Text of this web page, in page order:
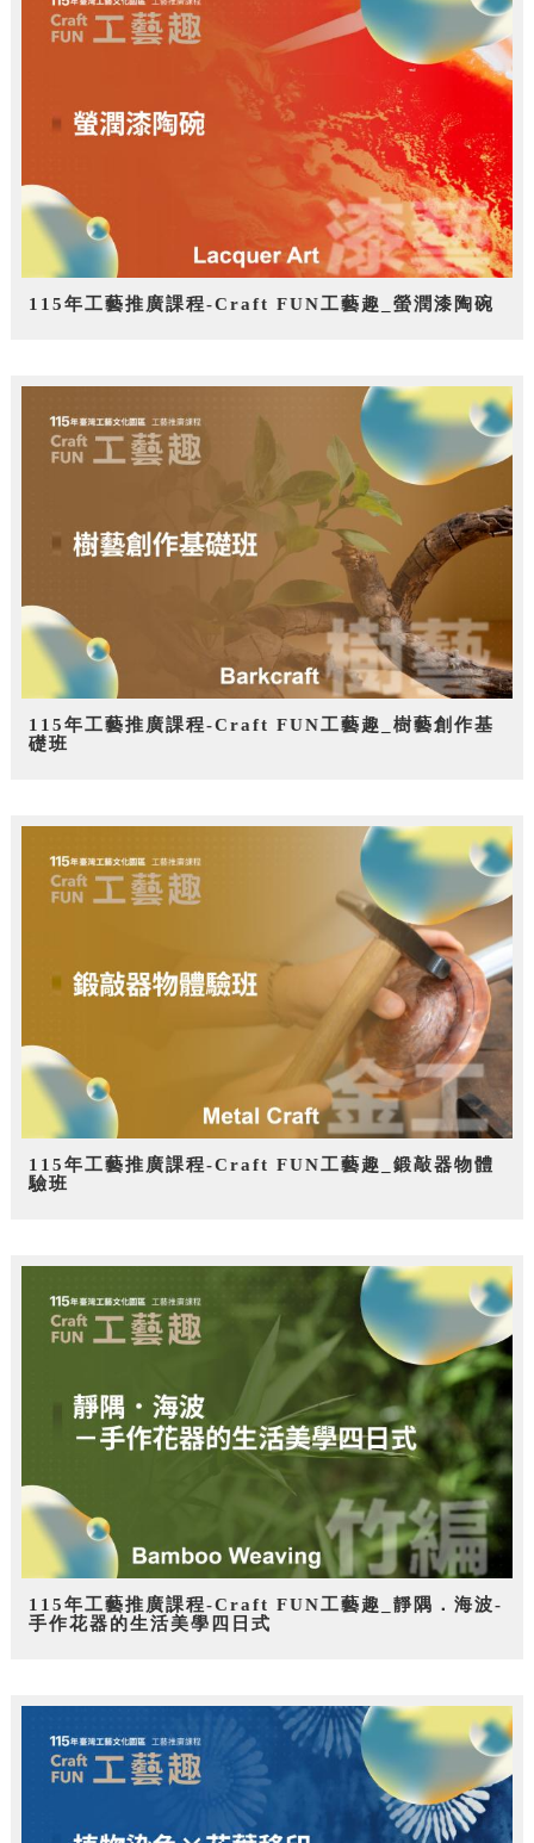
115年工藝推廣課程-Craft FUN工藝趣_螢潤漆陶碗
115年工藝推廣課程-Craft FUN工藝趣_樹藝創作基
礎班
115年工藝推廣課程-Craft FUN工藝趣_鍛敲器物體
驗班
115年工藝推廣課程-Craft FUN工藝趣_靜隅．海波-
手作花器的生活美學四日式